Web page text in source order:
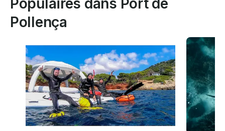
Populaires dans Port de
Pollença